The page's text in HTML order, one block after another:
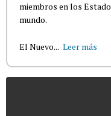
miembros en los
mundo.
El Nuevo... Leer más